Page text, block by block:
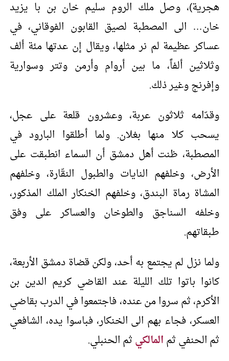
هجرية)، وصل ملك الروم سليم خان بن با يزيد
خان… الى المصطبة لصيق القابون الفوقاني، في
عساكر عظيمة لم نر مثلها، ويقال إن عدتها مئة ألف
وثلاثين ألفاً، ما بين أروام وأرمن وتتر وسوارية
وإفرنج وغير ذلك.
وقدّامه ثلاثون عربة، وعشرون قلعة على عجل،
يسحب كلا منها بغلان. ولما أطلقوا البارود في
المصطبة، ظنت أهل دمشق أن السماء انطبقت على
الأرض، وخلفهم النايات والطبول النقّارة، وخلفهم
المشاة رماة البندق، وخلفهم الخنكار الملك المذكور،
وخلفه السناجق والطوخان والعساكر على وفق
طبقاتهم.
ولما نزل لم يجتمع به أحد، ولكن قضاة دمشق الأربعة،
كانوا باتوا تلك الليلة عند القاضي كريم الدين بن
الأكرم، ثم سروا من عنده، فاجتمعوا في الدرب بقاضي
العسكر، فجاء بهم الى الخنكار، فباسوا يده، الشافعي
ثم الحنفي ثمالمالكيثم الحنبلي.